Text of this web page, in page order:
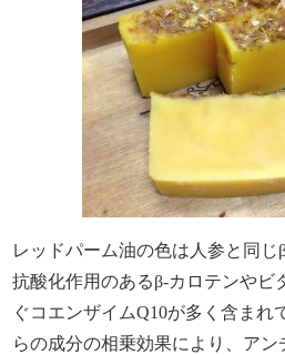
レッドパーム油の色は人参と同
抗酸化作用のあるβ-カロテンやビ
ぐコエンザイムQ10が多く含まれ
らの成分の相乗効果により、ア